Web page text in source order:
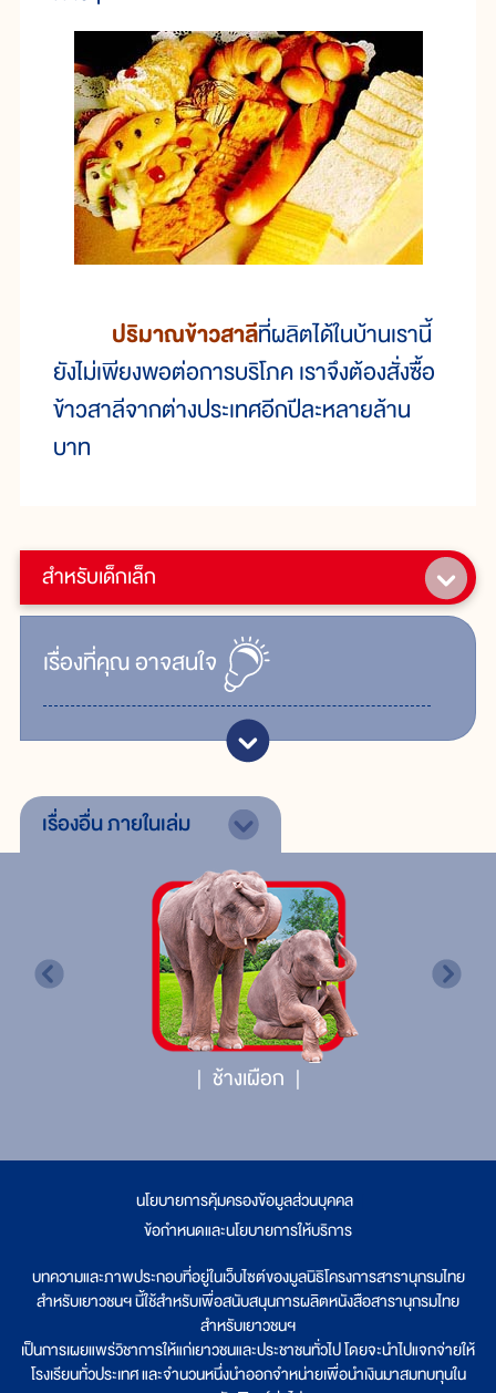
สำหรับเด็กเล็ก
เรื่ิองที่คุณอาจสนใจ
ปริมาณข้าวสาลีที่ผลิตได้ในบ้านเรานี้
ยังไม่เพียงพอต่อการบริโภค เราจึงต้องสั่งซื้อ
ข้าวสาลีจากต่างประเทศอีกปีละหลายล้าน
บาท
เรื่องอื่นภายในเล่ม
ช้างเผือก
นโยบายการคุ้มครองข้อมูลส่วนบุคคล
ข้อกำหนดและนโยบายการให้บริการ
บทความและภาพประกอบที่อยู่ในเว็บไซต์ของมูลนิธิโครงการสารานุกรมไทย
สำหรับเยาวชนฯ นี้ใช้สำหรับเพื่อสนับสนุนการผลิตหนังสือสารานุกรมไทย
สำหรับเยาวชนฯ
เป็นการเผยแพร่วิชาการให้แก่เยาวชนและประชาชนทั่วไป โดยจะนำไปแจกจ่ายให้
โรงเรียนทั่วประเทศ และจำนวนหนึ่งนำออกจำหน่ายเพื่อนำเงินมาสมทบทุนใน